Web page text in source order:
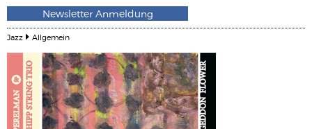
Newsletter Anmeldung
Jazz Allgemein